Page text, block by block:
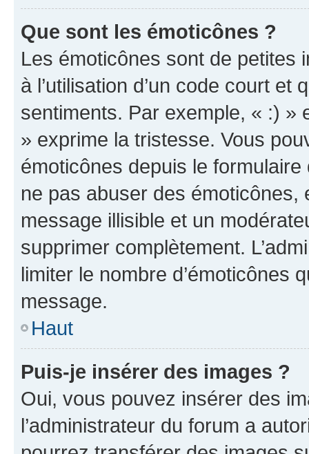
Que sont les émoticônes ?
Les émoticônes sont de petites
à l’utilisation d’un code court et
sentiments. Par exemple, « :) »
» exprime la tristesse. Vous
émoticônes depuis le
ne pas abuser des
message illisible et un
supprimer complètement.
limiter le nombre d’émoticônes
message.
Haut
Puis-je insérer des images ?
Oui, vous pouvez insérer des
l’administrateur du forum a